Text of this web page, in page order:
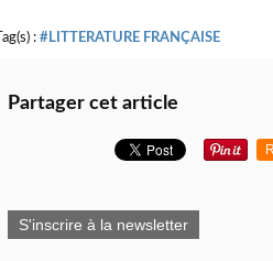
Tag(s) : #LITTERATURE FRANÇAISE
Partager cet article
S'inscrire à la newsletter